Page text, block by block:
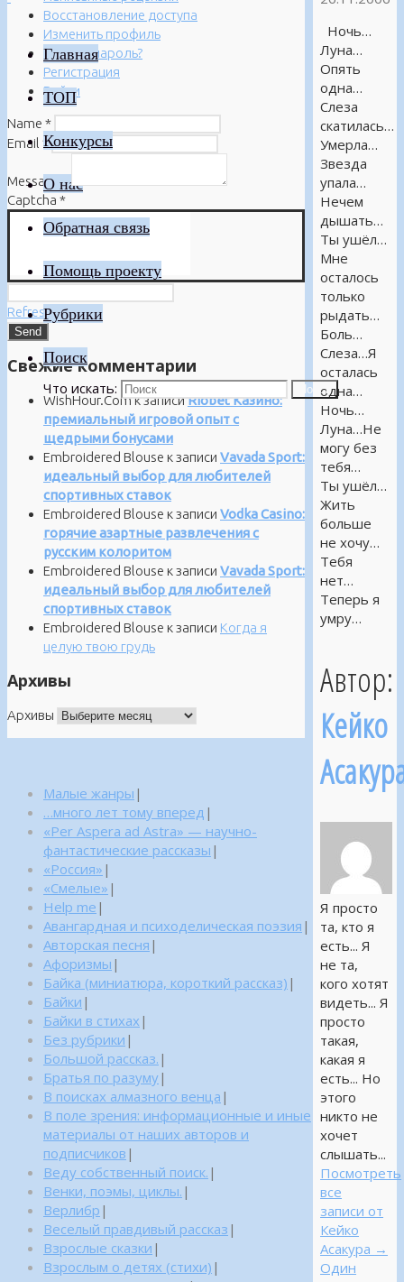
Главная
ТОП
Конкурсы
О нас
Обратная связь
Помощь проекту
Рубрики
Поиск
Что искать: Поиск
Ночь…
Луна…
Опять
одна…
Слеза
скатилась…
Умерла…
Звезда
упала…
Нечем
дышать…
Ты ушёл…
Мне
осталось
только
рыдать…
Боль…
Слеза…Я
осталась
одна…
Ночь…
Луна…Не
могу без
тебя…
Ты ушёл…
Жить
больше
не хочу…
Тебя
нет…
Теперь я
умру…
Автор:
Кейко
Я просто
та, кто я
есть... Я
не та,
кого хотят
видеть... Я
просто
такая,
какая я
есть... Но
этого
никто не
хочет
слышать...
Посмотреть
все
записи от
Кейко
Асакура →
Один
Восстановление доступа
Изменить профиль
Забыли пароль?
Регистрация
Войти
Name *
Email *
Message*
Captcha *
Refresh
Свежие комментарии
WishHour.Comк записиRiobet Казино:
премиальный игровой опыт с
щедрыми бонусами
Embroidered Blouse к записи Vavada Sport:
идеальный выбор для любителей
спортивных ставок
Embroidered Blouse к записи Vodka Casino:
горячие азартные развлечения с
русским колоритом
Embroidered Blouse к записи Vavada Sport:
идеальный выбор для любителей
спортивных ставок
Embroidered Blouse к записи Когда я
целую твою грудь
Архивы
Архивы
Малые жанры |
…много лет тому вперед |
«Per Aspera ad Astra» — научно-
фантастические рассказы |
«Россия» |
«Смелые» |
Help me |
Авангардная и психоделическая поэзия |
Авторская песня |
Афоризмы |
Байка (миниатюра, короткий рассказ) |
Байки |
Байки в стихах |
Без рубрики |
Большой рассказ. |
Братья по разуму|
В поисках алмазного венца |
В поле зрения: информационные и иные
материалы от наших авторов и
подписчиков |
Веду собственный поиск. |
Венки, поэмы, циклы. |
Верлибр |
Веселый правдивый рассказ |
Взрослые сказки |
Взрослым о детях (стихи) |